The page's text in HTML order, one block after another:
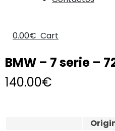
0.00€ Cart
BMW – 7 serie –
140.00€